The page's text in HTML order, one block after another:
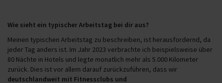
Wie sieht ein typischer Arbeitstag bei dir aus?
Meinen typischen Arbeitstag zu beschreiben, ist herausfordernd, da
jeder Tag anders ist. Im Jahr 2023 verbrachte ich beispielsweise über
80 Nächte in Hotels und legte monatlich mehr als 5.000 Kilometer
zurück. Dies ist vor allem darauf zurückzuführen, dass wir
deutschlandweit mit Fitnessclubs und